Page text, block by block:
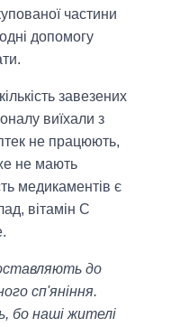
частини
допомогу
завезених
виїхали з
не працюють,
не мають
медикаментів є
вітамін С
до
сп'яніння.
бо наші жителі